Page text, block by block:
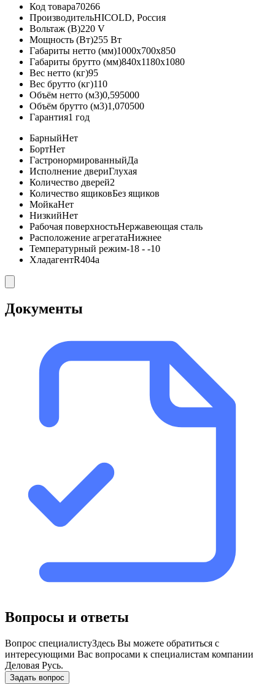
Код товара70266
ПроизводительHICOLD, Россия
Вольтаж (В)220 V
Мощность (Вт)255 Вт
Габариты нетто (мм)1000x700x850
Габариты брутто (мм)840x1180x1080
Вес нетто (кг)95
Вес брутто (кг)110
Объём нетто (м3)0,595000
Объём брутто (м3)1,070500
Гарантия1 год
БарныйНет
БортНет
ГастронормированныйДа
Исполнение двериГлухая
Количество дверей2
Количество ящиковБез ящиков
МойкаНет
НизкийНет
Рабочая поверхностьНержавеющая сталь
Расположение агрегатаНижнее
Температурный режим-18 - -10
ХладагентR404a
Документы
Вопросы и ответы
Вопрос специалистуЗдесь Вы можете обратиться с
интересующими Вас вопросами к специалистам компании
Деловая Русь.
Задать вопрос